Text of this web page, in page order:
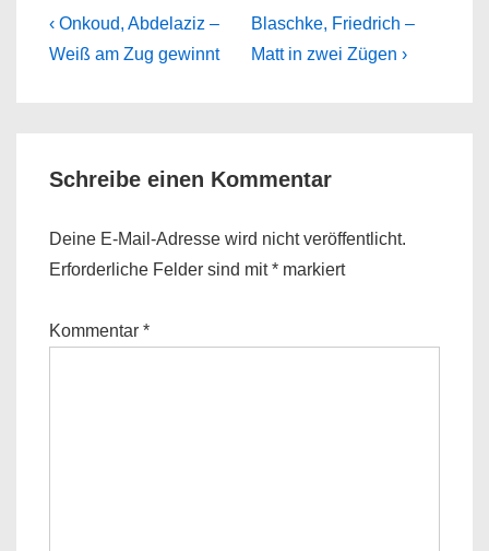
Beitragsnavigation
Previous
Post
‹ Onkoud, Abdelaziz –
Weiß am Zug gewinnt
Next
Post
Blaschke, Friedrich –
Matt in zwei Zügen ›
Schreibe einen Kommentar
Deine E-Mail-Adresse wird nicht veröffentlicht.
Erforderliche Felder sind mit* markiert
Kommentar *